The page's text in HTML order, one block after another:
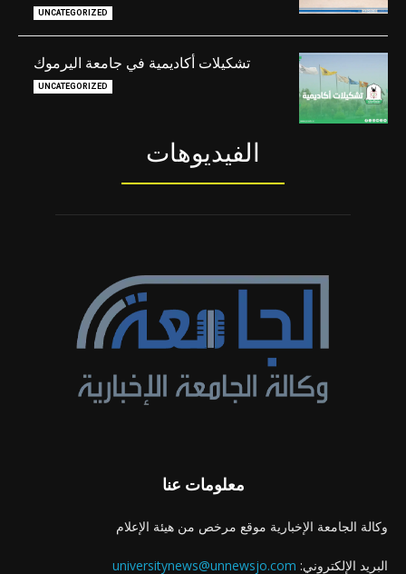
UNCATEGORIZED
تشكيلات أكاديمية في جامعة اليرموك
UNCATEGORIZED
الفيديوهات
معلومات عنا
وكالة الجامعة الإخبارية موقع مرخص من هيئة الإعلام
البريد الإلكتروني: universitynews@unnewsjo.com